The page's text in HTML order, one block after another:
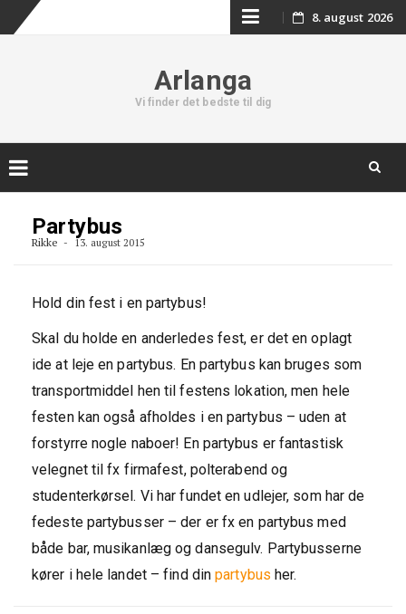
Skip
content
8. august 2026
Arlanga
Vi finder det bedste til dig
content
Partybus
Rikke 13. august 2015
Hold din fest i en partybus!
Skal du holde en anderledes fest, er det en oplagt
ide at leje en partybus. En partybus kan bruges som
transportmiddel hen til festens lokation, men hele
festen kan også afholdes i en partybus – uden at
forstyrre nogle naboer! En partybus er fantastisk
velegnet til fx firmafest, polterabend og
studenterkørsel. Vi har fundet en udlejer, som har de
fedeste partybusser – der er fx en partybus med
både bar, musikanlæg og dansegulv. Partybusserne
kører i hele landet – find dinpartybus her.